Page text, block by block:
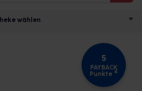
wählen
5
PAYBACK
Punkte 4